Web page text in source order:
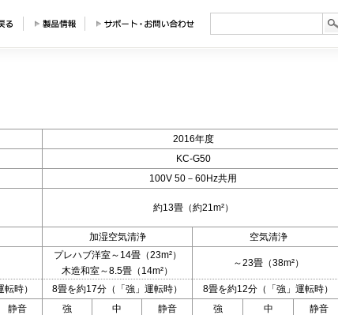
2016年度
KC-G50
100V 50－60Hz共用
約13畳（約21m²）
加湿空気清浄 空気清浄
プレハブ洋室～14畳（23m²）
～23畳（38m²）
木造和室～8.5畳（14m²）
時） 8畳を約17分（「強」運転時） 8畳を約12分（「強」運転時）
静音 強 中 静音 強 中 静音